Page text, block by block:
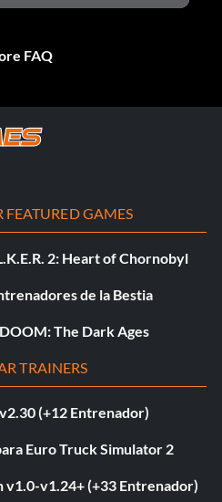
FAQ
FEATURED GAMES
2: Heart of Chornobyl
de la Bestia
The Dark Ages
TRAINERS
(+12 Entrenador)
Euro Truck Simulator 2
v1.0-v1.24+ (+33 Entrenador)